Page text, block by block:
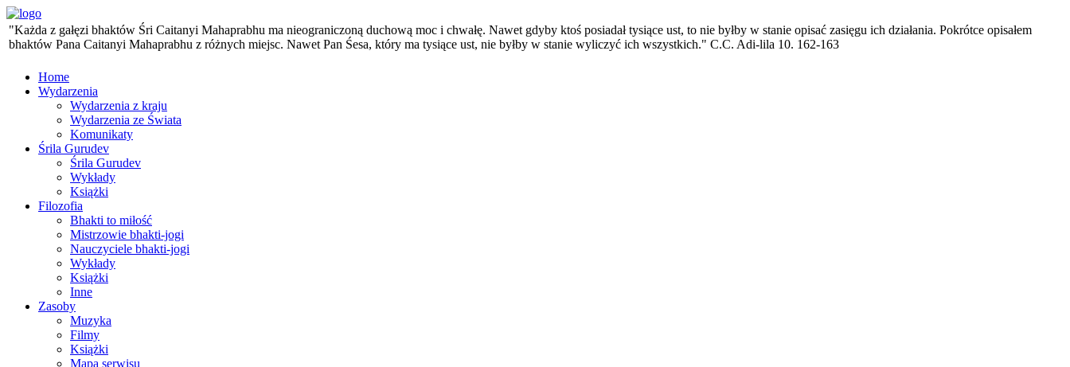
"Każda z gałęzi bhaktów Śri Caitanyi Mahaprabhu ma nieograniczoną duchową moc i chwałę. Nawet gdyby ktoś posiadał tysiące ust, to nie byłby w stanie opisać zasięgu ich działania. Pokrótce opisałem
bhaktów Pana Caitanyi Mahaprabhu z różnych miejsc. Nawet Pan Śesa, który ma tysiące ust, nie byłby w stanie wyliczyć ich wszystkich." C.C. Adi-lila 10. 162-163
Home
Wydarzenia
Wydarzenia z kraju
Wydarzenia ze Świata
Komunikaty
Śrila Gurudev
Śrila Gurudev
Wykłady
Książki
Filozofia
Bhakti to miłość
Mistrzowie bhakti-jogi
Nauczyciele bhakti-jogi
Wykłady
Książki
Inne
Zasoby
Muzyka
Filmy
Książki
Mapa serwisu